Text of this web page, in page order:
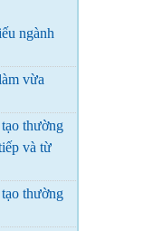
ngành
vừa
thường
và từ
thường